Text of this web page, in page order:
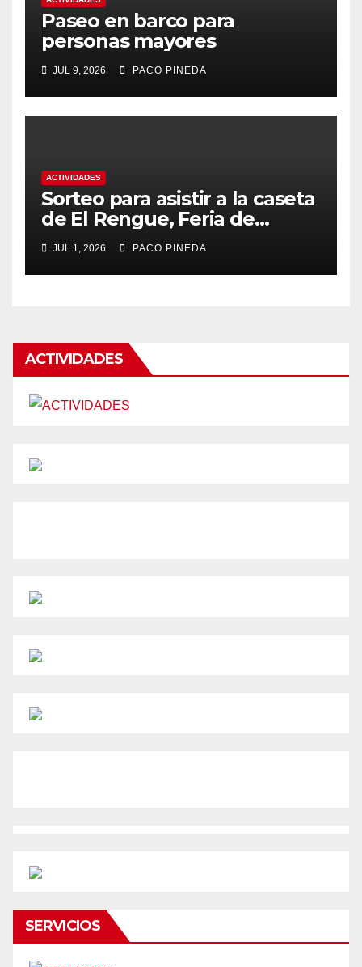
Paseo en barco para
personas mayores
JUL 9, 2026 PACO PINEDA
ACTIVIDADES
Sorteo para asistir a la caseta
de El Rengue, Feria de
Málaga 2026
JUL 1, 2026 PACO PINEDA
ACTIVIDADES
SERVICIOS